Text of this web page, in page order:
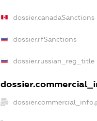
dossier.canadaSanctions
dossier.rfSanctions
dossier.russian_reg_title